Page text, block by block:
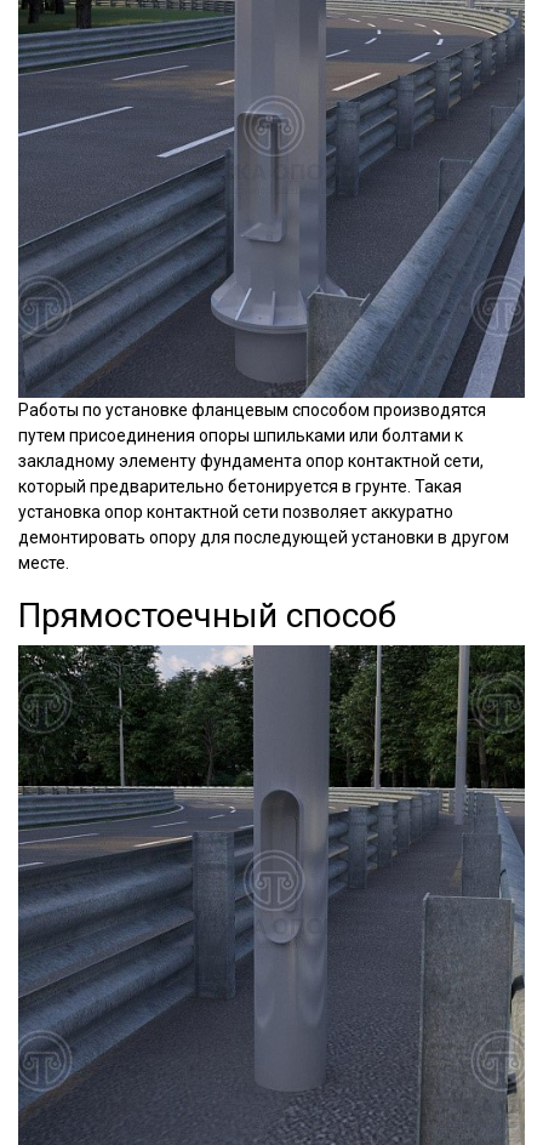
Работы по установке фланцевым способом производятся
путем присоединения опоры шпильками или болтами к
закладному элементу фундамента опор контактной сети,
который предварительно бетонируется в грунте. Такая
установка опор контактной сети позволяет аккуратно
демонтировать опору для последующей установки в другом
месте.
Прямостоечный способ